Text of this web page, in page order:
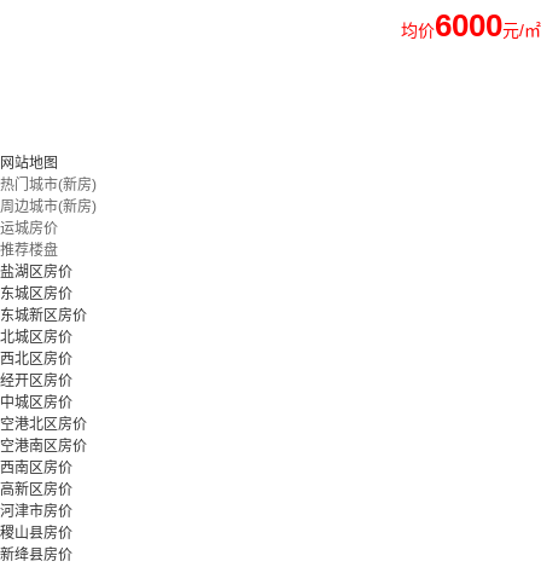
均价6000元/㎡
网站地图
热门城市(新房)
周边城市(新房)
运城房价
推荐楼盘
盐湖区房价
东城区房价
东城新区房价
北城区房价
西北区房价
经开区房价
中城区房价
空港北区房价
空港南区房价
西南区房价
高新区房价
河津市房价
稷山县房价
新绛县房价